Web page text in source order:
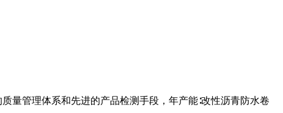
量管理体系和先进的产品检测手段，年产能∶改性沥青防水卷